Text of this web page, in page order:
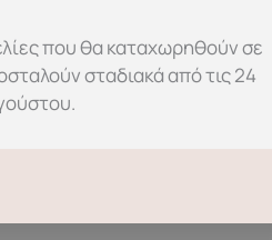
που θα καταχωρηθούν σε
σταδιακά από τις 24